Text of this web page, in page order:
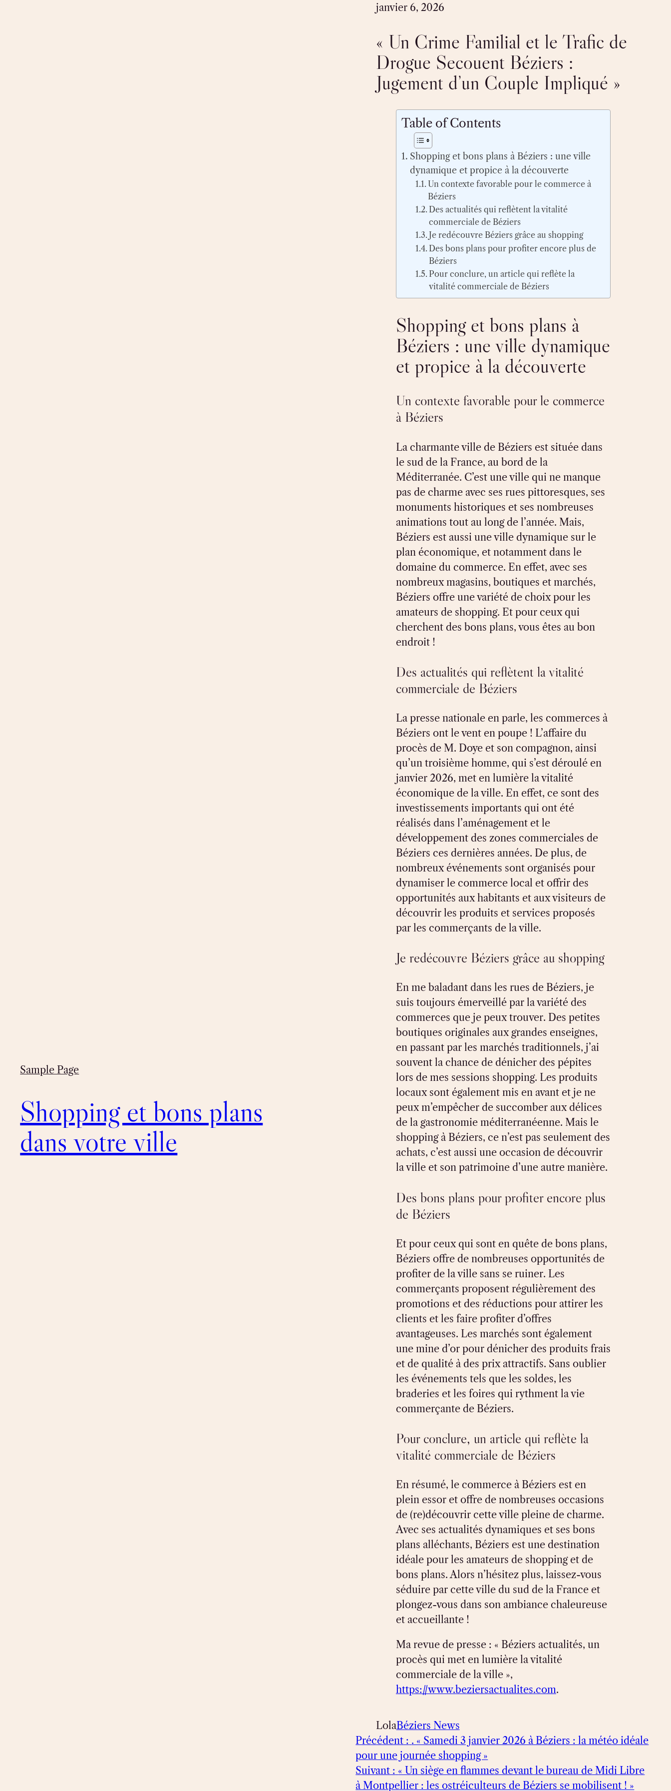
Sample Page
Shopping et bons plans
dans votre ville
janvier 6, 2026
« Un Crime Familial et le Trafic de
Drogue Secouent Béziers :
Jugement d’un Couple Impliqué »
Table of Contents
Shopping et bons plans à Béziers : une ville
dynamique et propice à la découverte
Un contexte favorable pour le commerce à
Béziers
Des actualités qui reflètent la vitalité
commerciale de Béziers
Je redécouvre Béziers grâce au shopping
Des bons plans pour profiter encore plus de
Béziers
Pour conclure, un article qui reflète la
vitalité commerciale de Béziers
Shopping et bons plans à
Béziers : une ville dynamique
et propice à la découverte
Un contexte favorable pour le commerce
à Béziers
La charmante ville de Béziers est située dans
le sud de la France, au bord de la
Méditerranée. C’est une ville qui ne manque
pas de charme avec ses rues pittoresques, ses
monuments historiques et ses nombreuses
animations tout au long de l’année. Mais,
Béziers est aussi une ville dynamique sur le
plan économique, et notamment dans le
domaine du commerce. En effet, avec ses
nombreux magasins, boutiques et marchés,
Béziers offre une variété de choix pour les
amateurs de shopping. Et pour ceux qui
cherchent des bons plans, vous êtes au bon
endroit !
Des actualités qui reflètent la vitalité
commerciale de Béziers
La presse nationale en parle, les commerces à
Béziers ont le vent en poupe ! L’affaire du
procès de M. Doye et son compagnon, ainsi
qu’un troisième homme, qui s’est déroulé en
janvier 2026, met en lumière la vitalité
économique de la ville. En effet, ce sont des
investissements importants qui ont été
réalisés dans l’aménagement et le
développement des zones commerciales de
Béziers ces dernières années. De plus, de
nombreux événements sont organisés pour
dynamiser le commerce local et offrir des
opportunités aux habitants et aux visiteurs de
découvrir les produits et services proposés
par les commerçants de la ville.
Je redécouvre Béziers grâce au shopping
En me baladant dans les rues de Béziers, je
suis toujours émerveillé par la variété des
commerces que je peux trouver. Des petites
boutiques originales aux grandes enseignes,
en passant par les marchés traditionnels, j’ai
souvent la chance de dénicher des pépites
lors de mes sessions shopping. Les produits
locaux sont également mis en avant et je ne
peux m’empêcher de succomber aux délices
de la gastronomie méditerranéenne. Mais le
shopping à Béziers, ce n’est pas seulement des
achats, c’est aussi une occasion de découvrir
la ville et son patrimoine d’une autre manière.
Des bons plans pour profiter encore plus
de Béziers
Et pour ceux qui sont en quête de bons plans,
Béziers offre de nombreuses opportunités de
profiter de la ville sans se ruiner. Les
commerçants proposent régulièrement des
promotions et des réductions pour attirer les
clients et les faire profiter d’offres
avantageuses. Les marchés sont également
une mine d’or pour dénicher des produits frais
et de qualité à des prix attractifs. Sans oublier
les événements tels que les soldes, les
braderies et les foires qui rythment la vie
commerçante de Béziers.
Pour conclure, un article qui reflète la
vitalité commerciale de Béziers
En résumé, le commerce à Béziers est en
plein essor et offre de nombreuses occasions
de (re)découvrir cette ville pleine de charme.
Avec ses actualités dynamiques et ses bons
plans alléchants, Béziers est une destination
idéale pour les amateurs de shopping et de
bons plans. Alors n’hésitez plus, laissez-vous
séduire par cette ville du sud de la France et
plongez-vous dans son ambiance chaleureuse
et accueillante !
Ma revue de presse : « Béziers actualités, un
procès qui met en lumière la vitalité
commerciale de la ville »,
https://www.beziersactualites.com.
LolaBéziers News
Précédent : . « Samedi 3 janvier 2026 à Béziers : la météo idéale
pour une journée shopping »
Suivant : « Un siège en flammes devant le bureau de Midi Libre
à Montpellier : les ostréiculteurs de Béziers se mobilisent ! »